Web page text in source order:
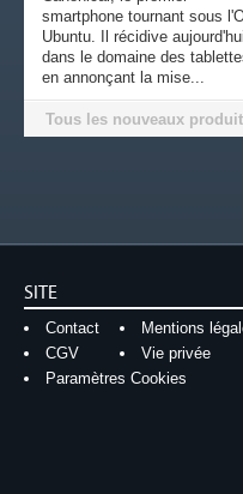
smartphone tournant sous
Ubuntu. Il récidive aujourd'hui
dans le domaine des
en annonçant la mise...
Tous les nouveaux
SITE
Contact
Mentions
CGV
Vie privée
Paramètres Cookies